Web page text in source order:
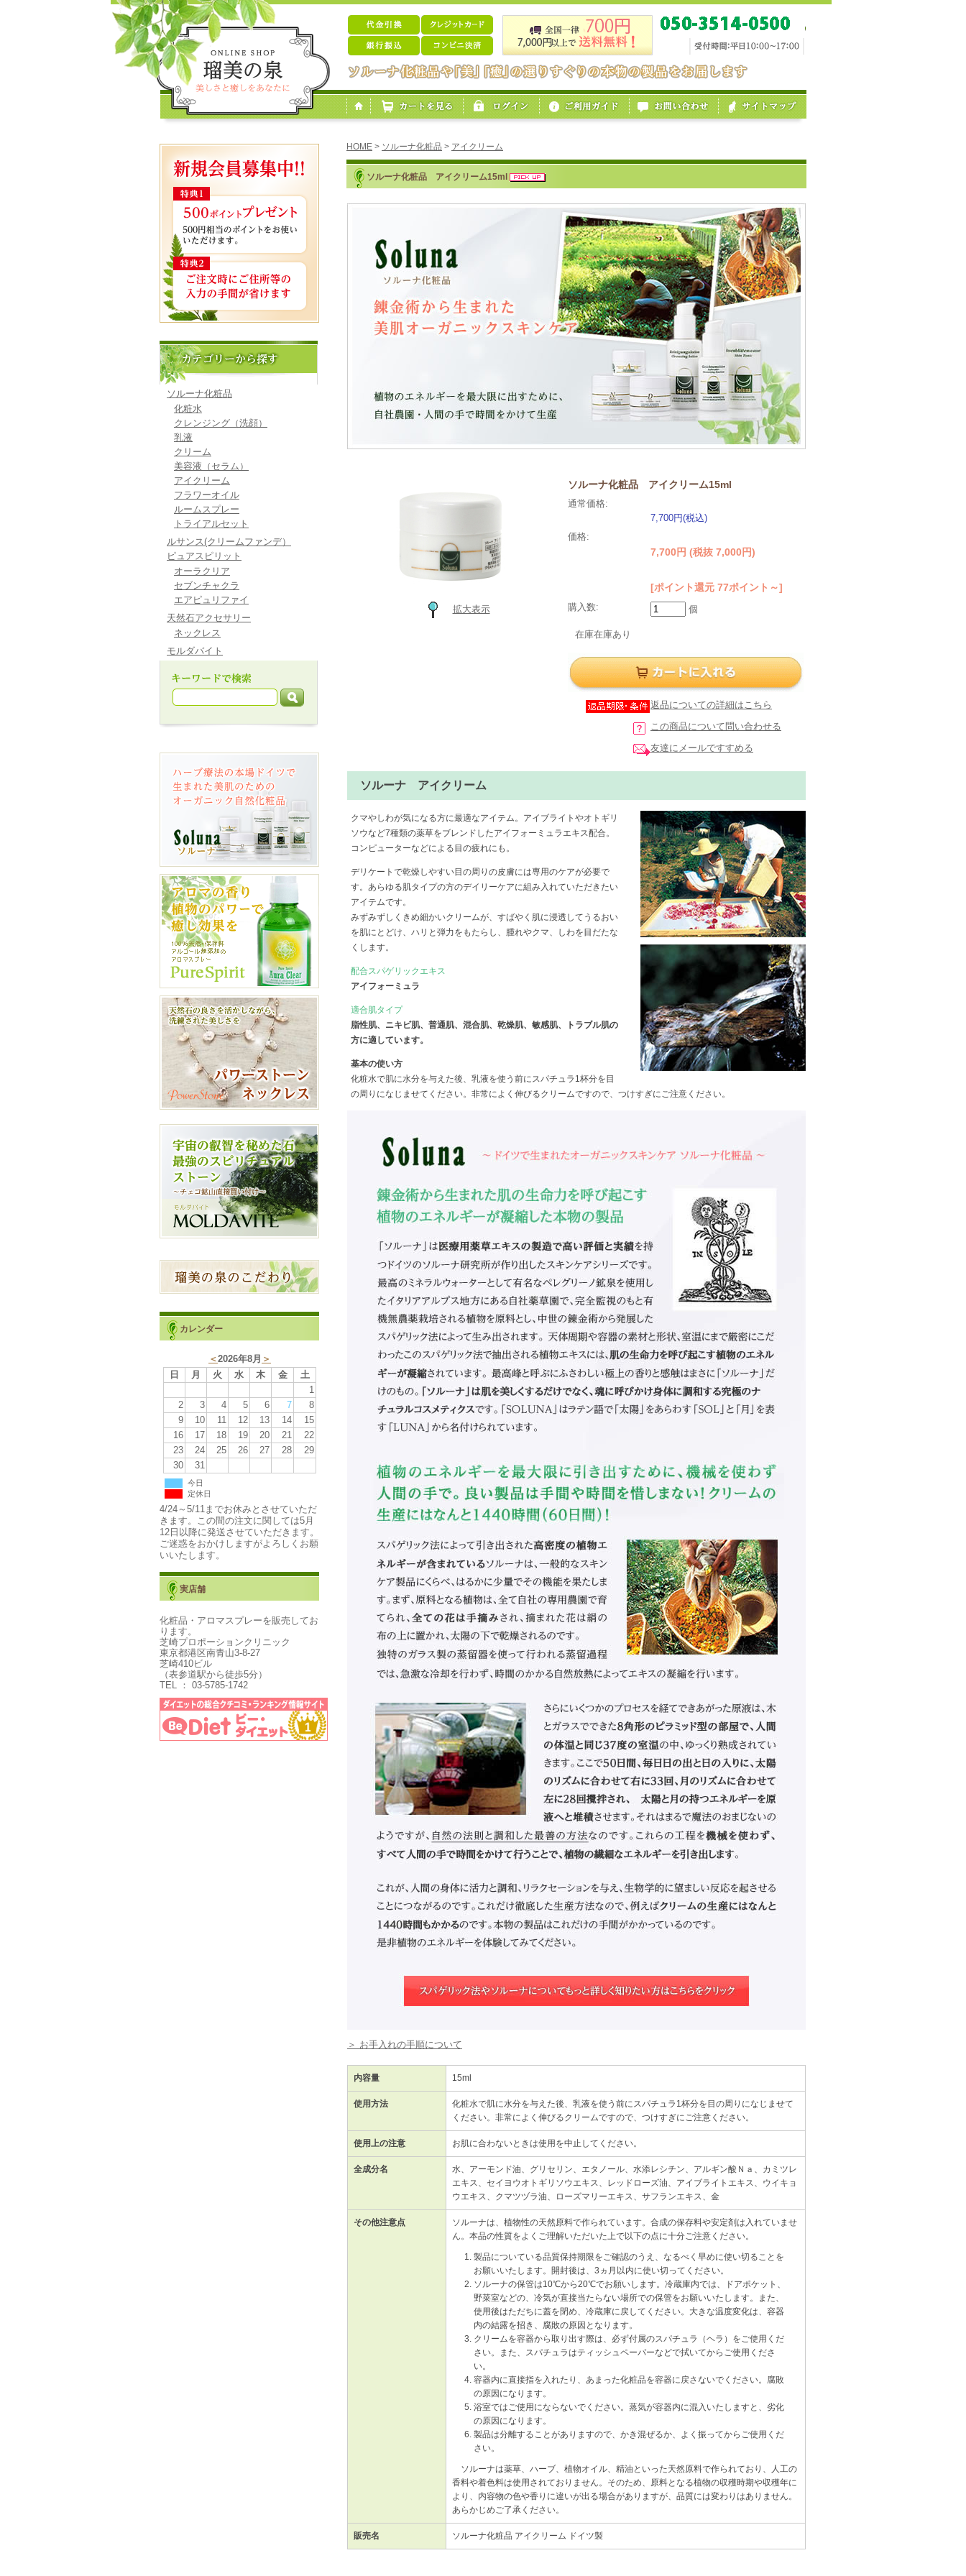
ソルーナ化粧品
化粧水
クレンジング（洗顔）
乳液
クリーム
美容液（セラム）
アイクリーム
フラワーオイル
ルームスプレー
トライアルセット
ルサンス(クリームファンデ）
ピュアスピリット
オーラクリア
セブンチャクラ
エアピュリファイ
天然石アクセサリー
ネックレス
モルダバイト
カレンダー
＜2026年8月 ＞
日
月 火 水 木 金
土
1
2
3 4 5 6 7
8
9
10 11 12 13 14
15
16
17 18 19 20 21
22
23
24 25 26 27 28
29
30
31
今日
定休日
4/24～5/11までお休みとさせていただ
きます。この間の注文に関しては5月
12日以降に発送させていただきます。
ご迷惑をおかけしますがよろしくお願
いいたします。
実店舗
化粧品・アロマスプレーを販売してお
ります。
芝崎プロポーションクリニック
東京都港区南青山3-8-27
芝崎410ビル
（表参道駅から徒歩5分）
TEL ： 03-5785-1742
HOME > ソルーナ化粧品 > アイクリーム
ソルーナ化粧品 アイクリーム15ml
拡大表示
ソルーナ化粧品 アイクリーム15ml
通常価格:
7,700円(税込)
価格:
7,700円 (税抜 7,000円)
[ポイント還元 77ポイント～]
購入数: 個
在庫在庫あり
返品についての詳細はこちら
この商品について問い合わせる
友達にメールですすめる
ソルーナ アイクリーム
クマやしわが気になる方に最適なアイテム。アイブライトやオトギリ
ソウなど7種類の薬草をブレンドしたアイフォーミュラエキス配合。
コンピューターなどによる目の疲れにも。
デリケートで乾燥しやすい目の周りの皮膚には専用のケアが必要で
す。あらゆる肌タイプの方のデイリーケアに組み入れていただきたい
アイテムです。
みずみずしくきめ細かいクリームが、すばやく肌に浸透してうるおい
を肌にとどけ、ハリと弾力をもたらし、腫れやクマ、しわを目だたな
くします。
配合スパゲリックエキス
アイフォーミュラ
適合肌タイプ
脂性肌、ニキビ肌、普通肌、混合肌、乾燥肌、敏感肌、トラブル肌の
方に適しています。
基本の使い方
化粧水で肌に水分を与えた後、乳液を使う前にスパチュラ1杯分を目
の周りになじませてください。非常によく伸びるクリームですので、つけすぎにご注意ください。
＞ お手入れの手順について
内容量 15ml
使用方法
化粧水で肌に水分を与えた後、乳液を使う前にスパチュラ1杯分を目の周りになじませて
ください。非常によく伸びるクリームですので、つけすぎにご注意ください。
使用上の注意 お肌に合わないときは使用を中止してください。
全成分名
水、アーモンド油、グリセリン、エタノール、水添レシチン、アルギン酸Ｎａ、カミツレ
エキス、セイヨウオトギリソウエキス、レッドローズ油、アイブライトエキス、ウイキョ
ウエキス、クマツヅラ油、ローズマリーエキス、サフランエキス、金
その他注意点
ソルーナは、植物性の天然原料で作られています。合成の保存料や安定剤は入れていませ
ん。本品の性質をよくご理解いただいた上で以下の点に十分ご注意ください。
製品についている品質保持期限をご確認のうえ、なるべく早めに使い切ることを
お願いいたします。開封後は、3ヵ月以内に使い切ってください。
ソルーナの保管は10℃から20℃でお願いします。冷蔵庫内では、ドアポケット、
野菜室などの、冷気が直接当たらない場所での保管をお願いいたします。また、
使用後はただちに蓋を閉め、冷蔵庫に戻してください。大きな温度変化は、容器
内の結露を招き、腐敗の原因となります。
クリームを容器から取り出す際は、必ず付属のスパチュラ（ヘラ）をご使用くだ
さい。また、スパチュラはティッシュペーパーなどで拭いてからご使用くださ
い。
容器内に直接指を入れたり、あまった化粧品を容器に戻さないでください。腐敗
の原因になります。
浴室ではご使用にならないでください。蒸気が容器内に混入いたしますと、劣化
の原因になります。
製品は分離することがありますので、かき混ぜるか、よく振ってからご使用くだ
さい。
ソルーナは薬草、ハーブ、植物オイル、精油といった天然原料で作られており、人工の
香料や着色料は使用されておりません。そのため、原料となる植物の収穫時期や収穫年に
より、内容物の色や香りに違いが出る場合がありますが、品質には変わりはありません。
あらかじめご了承ください。
販売名 ソルーナ化粧品 アイクリーム ドイツ製